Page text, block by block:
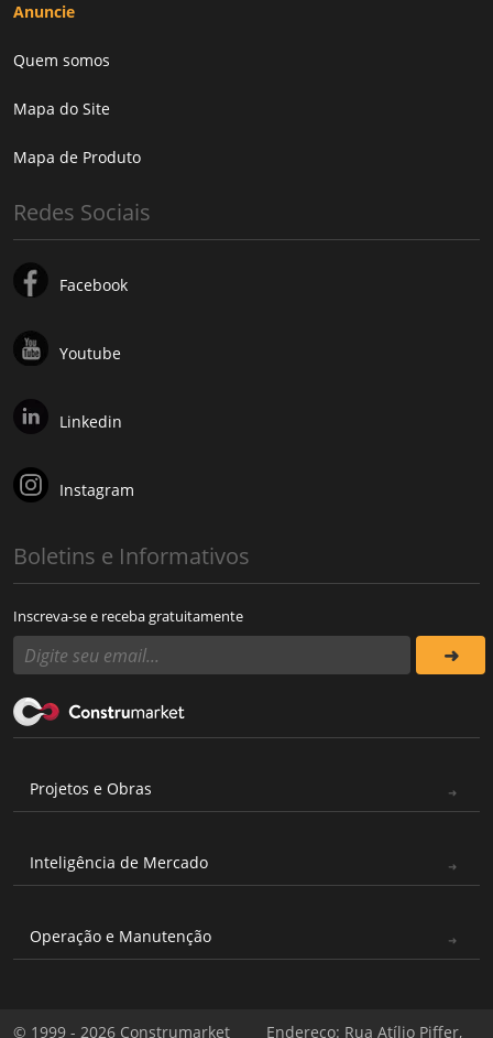
Anuncie
Quem somos
Mapa do Site
Mapa de Produto
Redes Sociais
Facebook
Youtube
Linkedin
Instagram
Boletins e Informativos
Inscreva-se e receba gratuitamente
Projetos e Obras
Inteligência de Mercado
Operação e Manutenção
© 1999 - 2026 Construmarket Endereço: Rua Atílio Piffer,